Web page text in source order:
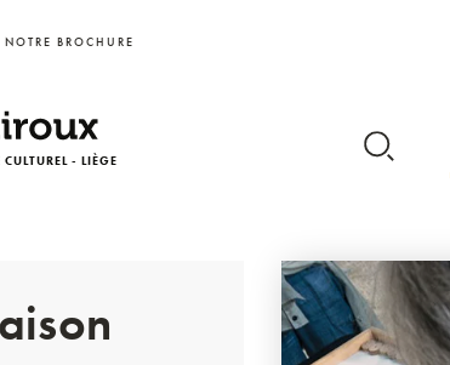
NOTRE BROCHURE
CULTUREL - LIÈGE